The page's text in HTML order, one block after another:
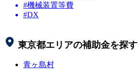
#機械装置等費
#DX
東京都エリアの補助金を探す
青ヶ島村